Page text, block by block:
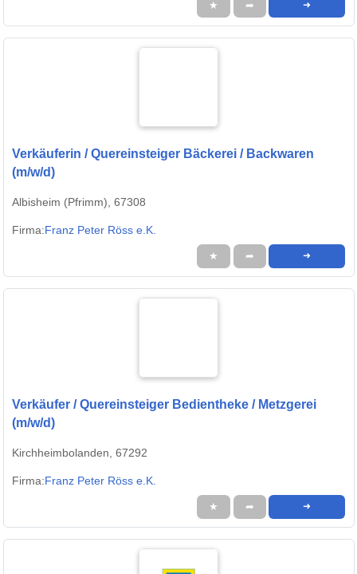
★ ➦ ➜
Verkäuferin / Quereinsteiger Bäckerei / Backwaren
(m/w/d)
Albisheim (Pfrimm), 67308
Firma:Franz Peter Röss e.K.
★ ➦ ➜
Verkäufer / Quereinsteiger Bedientheke / Metzgerei
(m/w/d)
Kirchheimbolanden, 67292
Firma:Franz Peter Röss e.K.
★ ➦ ➜